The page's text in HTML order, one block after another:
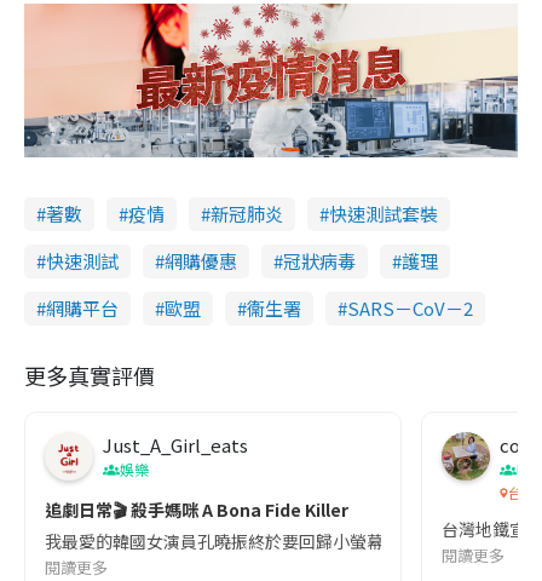
著數 疫情 新冠肺炎
快速測試套裝
快速測試
網購優惠 冠狀病毒
護理
網購平台
歐盟 衞生署 SARS－CoV－2
更多真實評價
Just_A_Girl_eats
娛樂
追劇日常🎬 殺手媽咪 A Bona Fide Killer
我最愛的韓國女演員孔曉振終於要回歸小螢幕啦!這次的劇本改編
閱讀更多
co
吹
台灣
台灣地鐵宣
閱讀更多